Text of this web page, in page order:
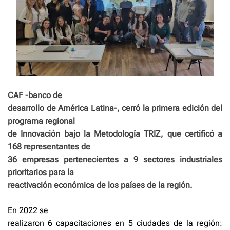
CAF -banco de
desarrollo de América Latina-, cerró la primera edición del
programa regional
de Innovación bajo la Metodología TRIZ, que certificó a
168 representantes de
36 empresas pertenecientes a 9 sectores industriales
prioritarios para la
reactivación económica de los países de la región.
En 2022 se
realizaron 6 capacitaciones en 5 ciudades de la región: